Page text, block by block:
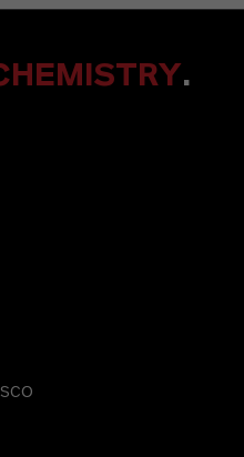
.